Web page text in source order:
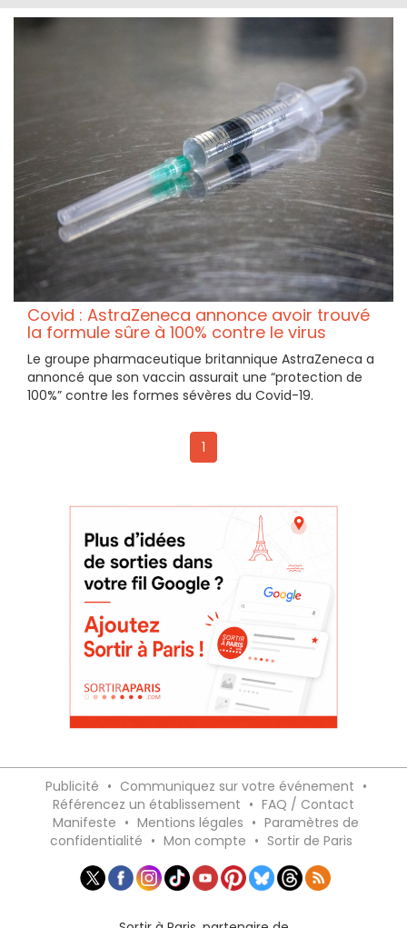
Covid : AstraZeneca annonce avoir trouvé
la formule sûre à 100% contre le virus
Le groupe pharmaceutique britannique AstraZeneca a
annoncé que son vaccin assurait une “protection de
100%” contre les formes sévères du Covid-19.
1
Publicité • Communiquez sur votre événement •
Référencez un établissement • FAQ / Contact
Manifeste • Mentions légales • Paramètres de
confidentialité • Mon compte • Sortir de Paris